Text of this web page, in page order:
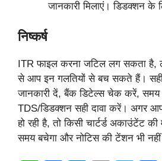
जानकारी मिलाएं। डिडक्शन के
निष्कर्ष
ITR फाइल करना जटिल लग सकता है,
से आप इन गलतियों से बच सकते हैं। सही
जानकारी दें, बैंक डिटेल्स चेक करें,
TDS/डिडक्शन सही दावा करें। अगर
हो रही है, तो किसी चार्टर्ड अकाउंटेंट
समय बचेगा और नोटिस की टेंशन भी नहीं